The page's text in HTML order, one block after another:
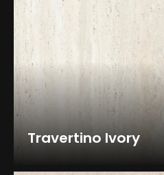
Travertino Ivory